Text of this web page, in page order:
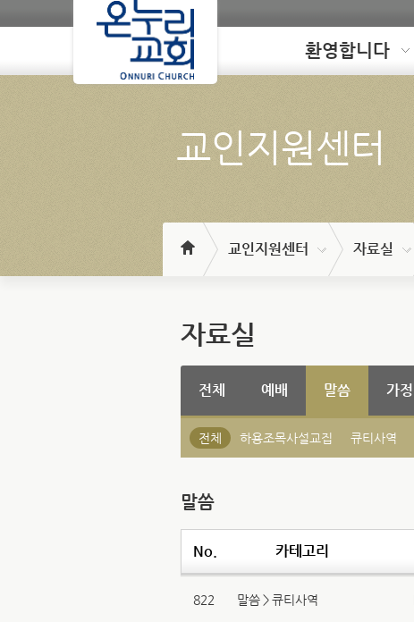
Loading 환영합니다
교인지원센터
교인지원센터 자료실
자료실
전체 예배 말씀 가정
전체 하용조목사설교집 큐티사역
말씀
No. 카테고리
822 말씀＞큐티사역